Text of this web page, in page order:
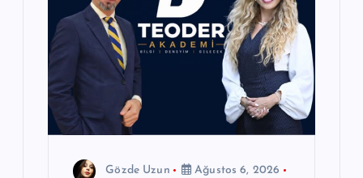
Gözde Uzun
Ağustos 6, 2026